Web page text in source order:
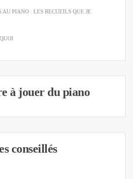
AU PIANO : LES RECUEILS QUE JE
à jouer du piano
conseillés